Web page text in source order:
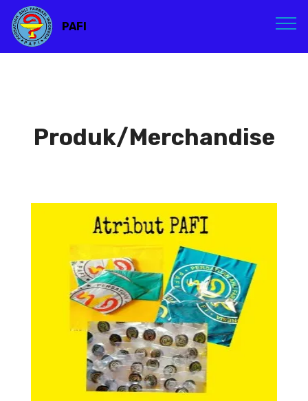
PAFI
Produk/Merchandise
Atribut PAFI
Atribut PAFI